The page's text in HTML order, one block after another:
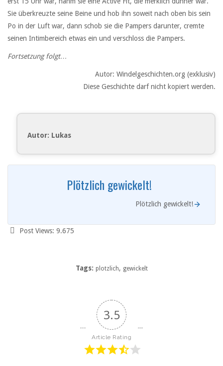
Sie überkreuzte seine Beine und hob ihn soweit nach oben bis sein
Po in der Luft war, dann schob sie die Pampers darunter, cremte
seinen Intimbereich etwas ein und verschloss die Pampers.
Fortsetzung folgt…
Autor: Windelgeschichten.org (exklusiv)
Diese Geschichte darf nicht kopiert werden.
Autor: Lukas
Plötzlich gewickelt!
Plötzlich gewickelt!
Post Views: 9.675
Tags: plotzlich, gewickelt
3.5
Article Rating